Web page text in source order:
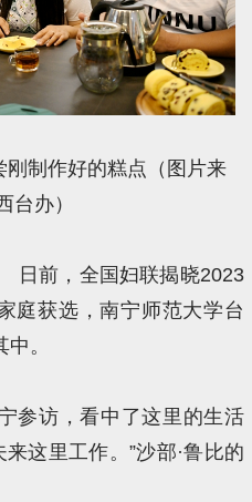
刚制作好的糕点（图片来
台办）
日前，全国妇联揭晓2023
庭获选，南宁师范大学台
。
参访，看中了这里的生活
这里工作。”沙部·鲁比的